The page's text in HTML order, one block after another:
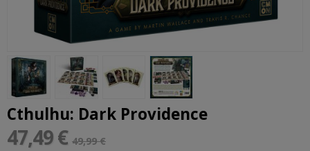
Cthulhu: Dark Providence
47,49 € 49,99 €